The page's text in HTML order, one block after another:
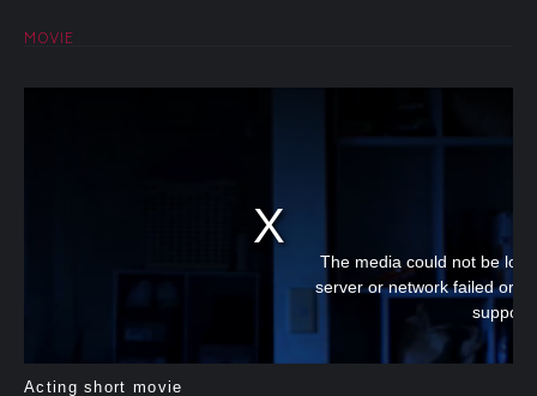
MOVIE
The media could not be
server or network failed or
Acting short movie